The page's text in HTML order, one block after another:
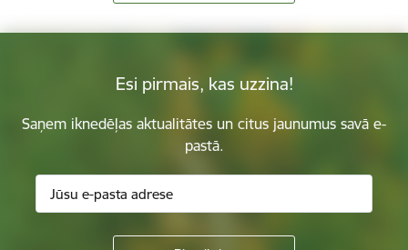
Esi pirmais, kas uzzina!
Saņem iknedēļas aktualitātes un citus jaunumus savā e-
pastā.